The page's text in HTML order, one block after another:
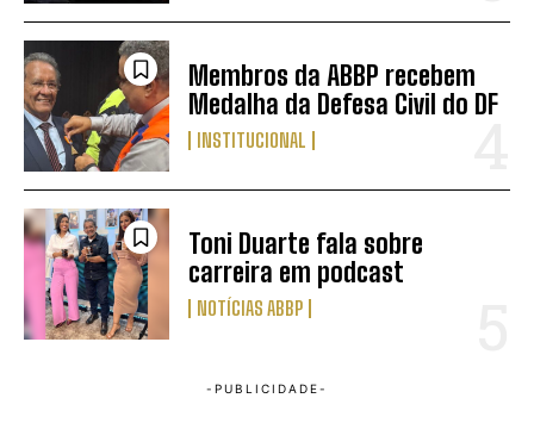
Membros da ABBP recebem
Medalha da Defesa Civil do DF
INSTITUCIONAL
Toni Duarte fala sobre
carreira em podcast
NOTÍCIAS ABBP